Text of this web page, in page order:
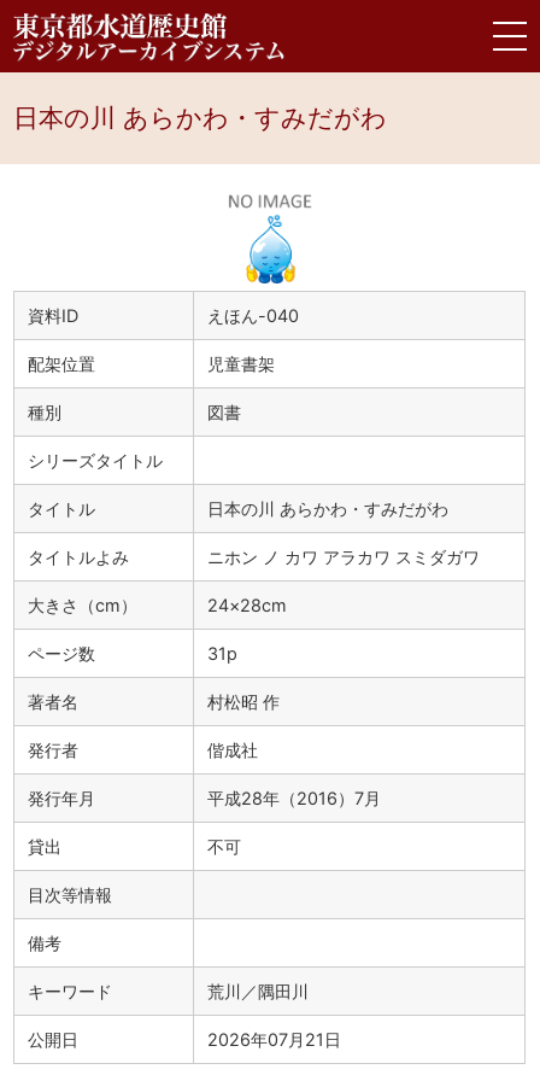
日本の川 あらかわ・すみだがわ
資料ID えほん-040
配架位置 児童書架
種別 図書
シリーズタイトル
タイトル 日本の川 あらかわ・すみだがわ
タイトルよみ ニホン ノ カワ アラカワ スミダガワ
大きさ（cm） 24×28cm
ページ数 31p
著者名 村松昭 作
発行者 偕成社
発行年月 平成28年（2016）7月
貸出 不可
目次等情報
備考
キーワード 荒川／隅田川
公開日 2026年07月21日